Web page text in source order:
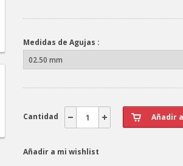
Medidas de Agujas :
Cantidad
Añadir a mi wishlist